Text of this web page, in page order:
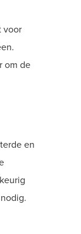
voor
om de
en